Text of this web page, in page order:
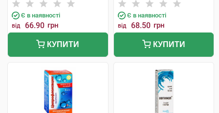
Є в наявності
від 66.90 грн
КУПИТИ
Є в наявності
від 68.50 грн
КУПИТИ